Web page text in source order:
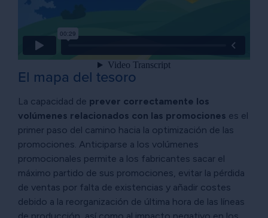
El mapa del tesoro
La capacidad de prever correctamente los
volúmenes relacionados con las promociones es el
primer paso del camino hacia la optimización de las
promociones. Anticiparse a los volúmenes
promocionales permite a los fabricantes sacar el
máximo partido de sus promociones, evitar la pérdida
de ventas por falta de existencias y añadir costes
debido a la reorganización de última hora de las líneas
de producción, así como al impacto negativo en los